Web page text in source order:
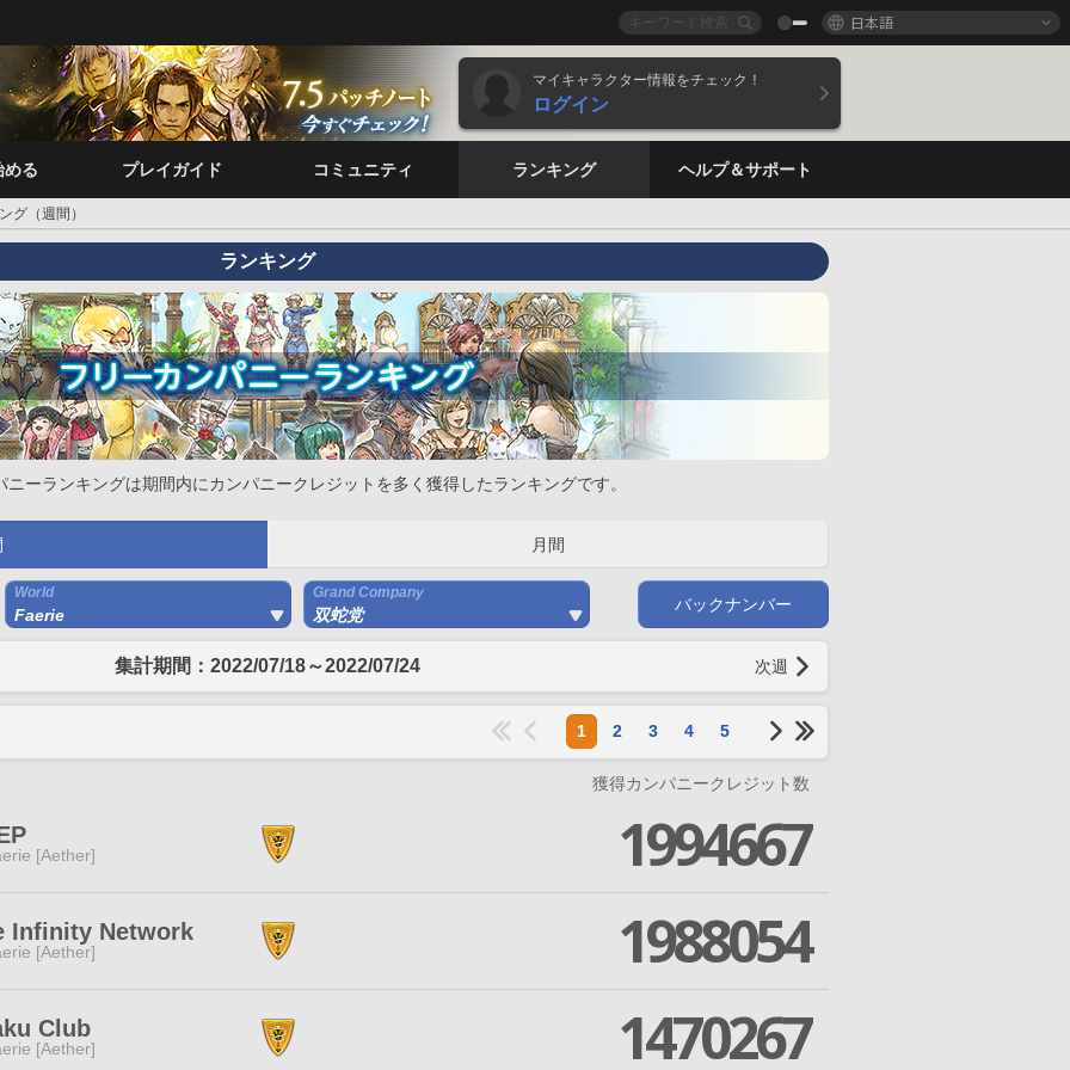
日本語
マイキャラクター情報をチェック！
ログイン
める プレイガイド コミュニティ ランキング ヘルプ＆サポート
グ（週間）
ランキング
ニーランキングは期間内にカンパニークレジットを多く獲得したランキングです。
月間
World
Faerie
Grand Company
双蛇党
バックナンバー
集計期間：2022/07/18～2022/07/24 次週
1 2 3 4 5
獲得カンパニークレジット数
[Aether] 1994667
Infinity Network
[Aether] 1988054
Club
[Aether] 1470267